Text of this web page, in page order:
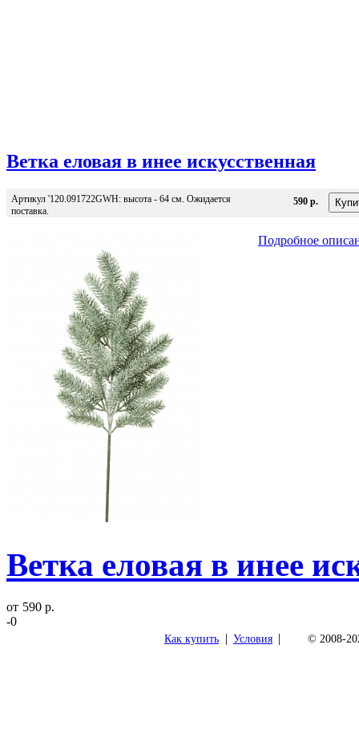
Ветка еловая в инее искусственная
Артикул '120.091722GWH: высота - 64 см. Ожидается
поставка.
590 р.
Подробное
Ветка еловая в инее
от 590 р.
-0
Как купить | Условия | © 2008-